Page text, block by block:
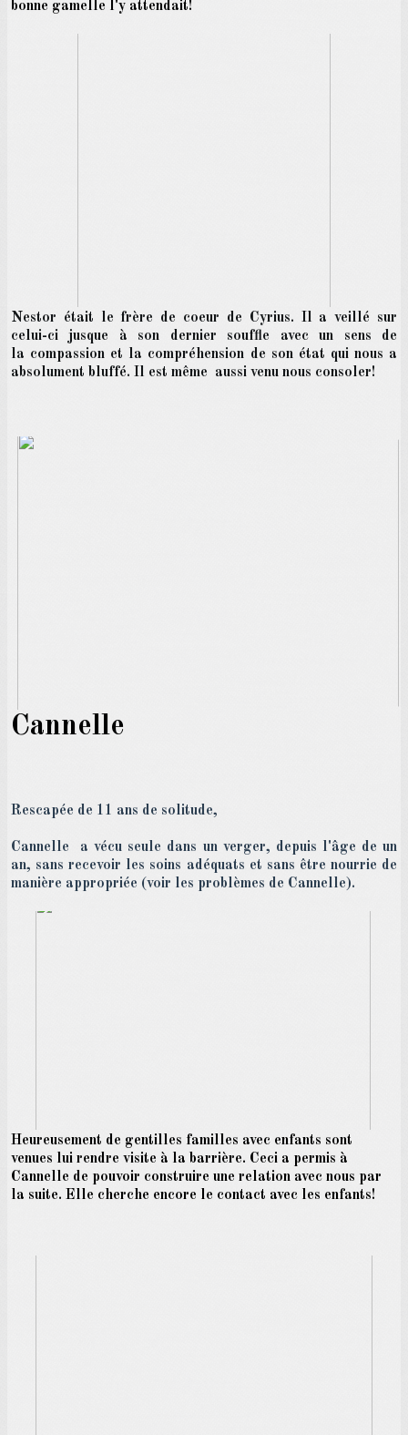
bonne gamelle l'y attendait!
Nestor était le frère de coeur de Cyrius. Il a veillé sur
celui-ci jusque à son dernier souffle avec un sens de
la compassion et la compréhension de son état qui nous a
absolument bluffé. Il est même aussi venu nous consoler!
Cannelle
Rescapée de 11 ans de solitude,
Cannelle a vécu seule dans un verger, depuis l'âge de un
an, sans recevoir les soins adéquats et sans être nourrie de
manière appropriée (voir les problèmes de Cannelle).
Heureusement de gentilles familles avec enfants sont
venues lui rendre visite à la barrière. Ceci a permis à
Cannelle de pouvoir construire une relation avec nous par
la suite. Elle cherche encore le contact avec les enfants!